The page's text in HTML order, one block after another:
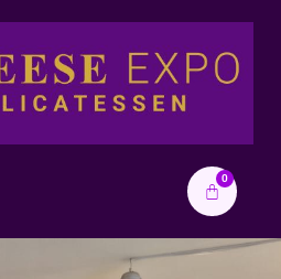
0